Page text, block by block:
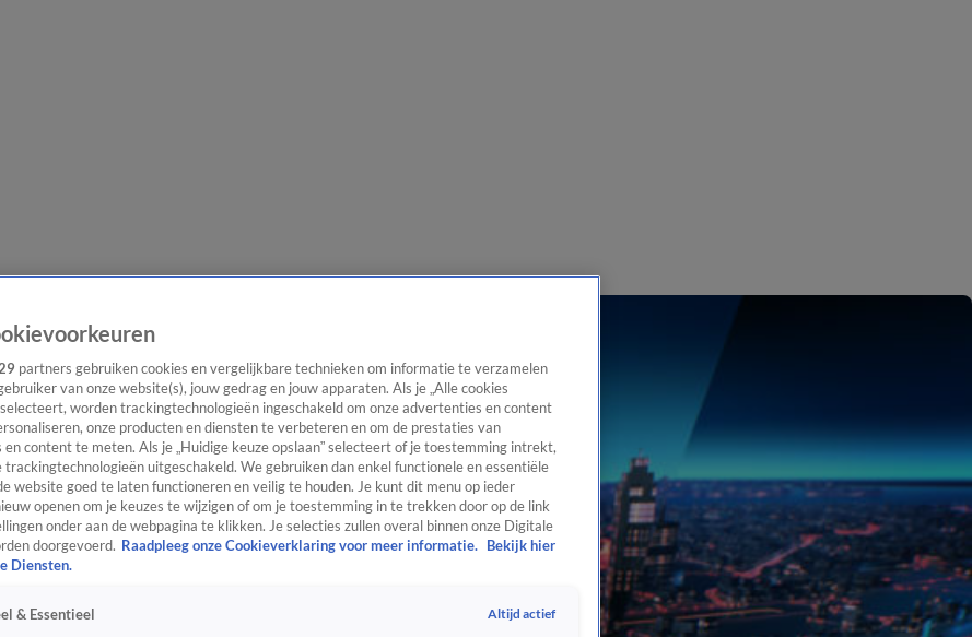
partners gebruiken cookies en vergelijkbare technieken om informatie te verzamelen
van onze website(s), jouw gedrag en jouw apparaten. Als je „Alle cookies
worden trackingtechnologieën ingeschakeld om onze advertenties en content
onze producten en diensten te verbeteren en om de prestaties van
content te meten. Als je „Huidige keuze opslaan” selecteert of je toestemming intrekt,
trackingtechnologieën uitgeschakeld. We gebruiken dan enkel functionele en essentiële
website goed te laten functioneren en veilig te houden. Je kunt dit menu op ieder
openen om je keuzes te wijzigen of om je toestemming in te trekken door op de link
onder aan de webpagina te klikken. Je selecties zullen overal binnen onze Digitale
doorgevoerd. Raadpleeg onze Cookieverklaring voor meer informatie.
Bekijk hier
Diensten.
& Essentieel Altijd actief